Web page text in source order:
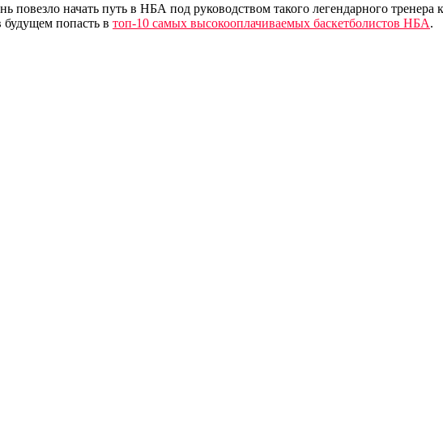
начать путь в НБА под руководством такого легендарного тренера
попасть в топ-10 самых высокооплачиваемых баскетболистов НБА.